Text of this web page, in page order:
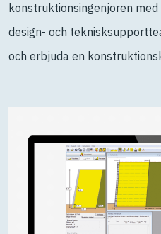
konstruktionsingenjören
design- och
och erbjuda en